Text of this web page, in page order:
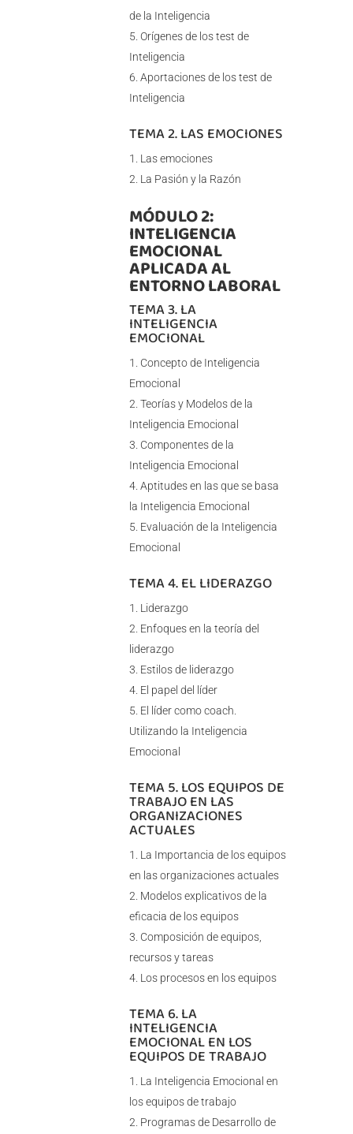
de la Inteligencia
Orígenes de los test de
Inteligencia
Aportaciones de los test de
Inteligencia
TEMA 2. LAS EMOCIONES
Las emociones
La Pasión y la Razón
MÓDULO 2:
INTELIGENCIA
EMOCIONAL
APLICADA AL
ENTORNO LABORAL
TEMA 3. LA
INTELIGENCIA
EMOCIONAL
Concepto de Inteligencia
Emocional
Teorías y Modelos de la
Inteligencia Emocional
Componentes de la
Inteligencia Emocional
Aptitudes en las que se basa
la Inteligencia Emocional
Evaluación de la Inteligencia
Emocional
TEMA 4. EL LIDERAZGO
Liderazgo
Enfoques en la teoría del
liderazgo
Estilos de liderazgo
El papel del líder
El líder como coach.
Utilizando la Inteligencia
Emocional
TEMA 5. LOS EQUIPOS DE
TRABAJO EN LAS
ORGANIZACIONES
ACTUALES
La Importancia de los equipos
en las organizaciones actuales
Modelos explicativos de la
eficacia de los equipos
Composición de equipos,
recursos y tareas
Los procesos en los equipos
TEMA 6. LA
INTELIGENCIA
EMOCIONAL EN LOS
EQUIPOS DE TRABAJO
La Inteligencia Emocional en
los equipos de trabajo
Programas de Desarrollo de